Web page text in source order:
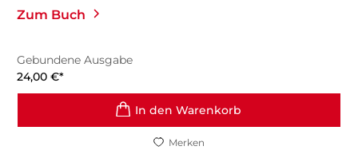
Zum Buch
Gebundene Ausgabe
24,00 €*
In den Warenkorb
Merken